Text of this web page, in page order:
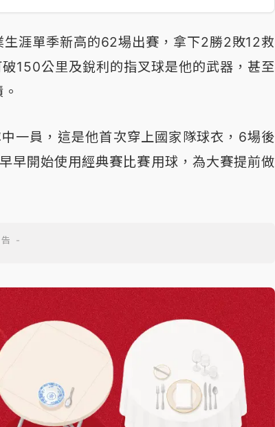
涯單季新高的62場出賽，拿下2勝2敗12救
150公里及銳利的指叉球是他的武器，甚至
一員，這是他首次穿上國家隊球衣，6場後
早開始使用經典賽比賽用球，為大賽提前做